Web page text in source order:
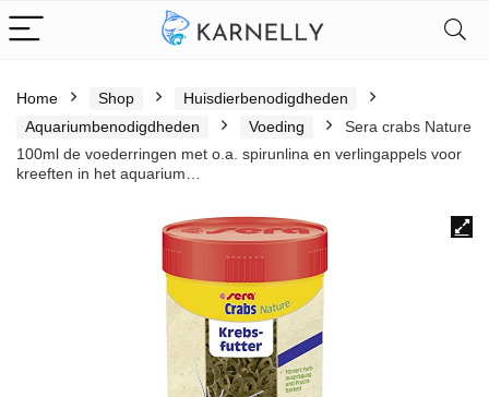
Home Shop
Huisdierbenodigdheden
Aquariumbenodigdheden
Voeding
Sera crabs Nature
100ml de voederringen met o.a. spirunlina en verlingappels voor
kreeften in het aquarium…